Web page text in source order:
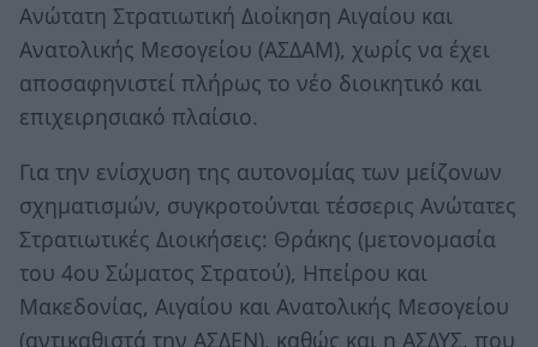
Ανώτατη Στρατιωτική Διοίκηση Αιγαίου και
Ανατολικής Μεσογείου (ΑΣΔΑΜ), χωρίς να έχει
αποσαφηνιστεί πλήρως το νέο διοικητικό και
επιχειρησιακό πλαίσιο.
Για την ενίσχυση της αυτονομίας των μείζονων
σχηματισμών, συγκροτούνται τέσσερις Ανώτατες
Στρατιωτικές Διοικήσεις: Θράκης (μετονομασία
του 4ου Σώματος Στρατού), Ηπείρου και
Μακεδονίας, Αιγαίου και Ανατολικής Μεσογείου
(αντικαθιστά την ΑΣΔΕΝ), καθώς και η ΑΣΔΥΣ, που